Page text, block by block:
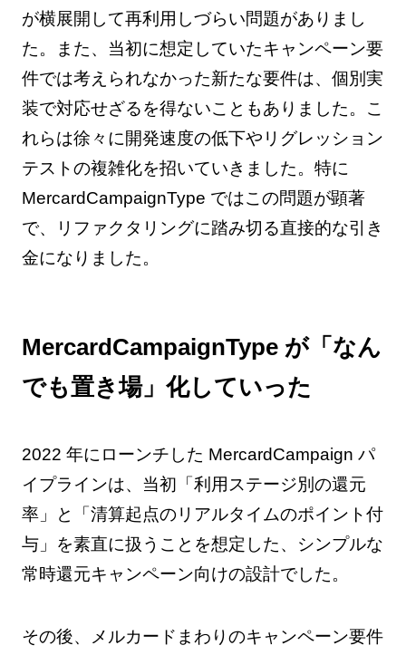
が横展開して再利用しづらい問題がありまし
た。また、当初に想定していたキャンペーン要
件では考えられなかった新たな要件は、個別実
装で対応せざるを得ないこともありました。こ
れらは徐々に開発速度の低下やリグレッション
テストの複雑化を招いていきました。特に
MercardCampaignType ではこの問題が顕著
で、リファクタリングに踏み切る直接的な引き
金になりました。
MercardCampaignType が「なん
でも置き場」化していった
2022 年にローンチした MercardCampaign パ
イプラインは、当初「利用ステージ別の還元
率」と「清算起点のリアルタイムのポイント付
与」を素直に扱うことを想定した、シンプルな
常時還元キャンペーン向けの設計でした。
その後、メルカードまわりのキャンペーン要件